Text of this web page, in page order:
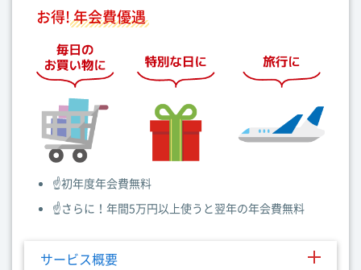
お得!年会費優遇
☝️初年度年会費無料
☝️さらに！年間5万円以上使うと翌年の年会費無料
サービス概要